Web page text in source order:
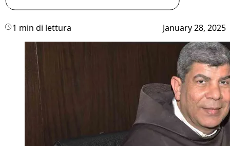
1 min di lettura January 28, 2025